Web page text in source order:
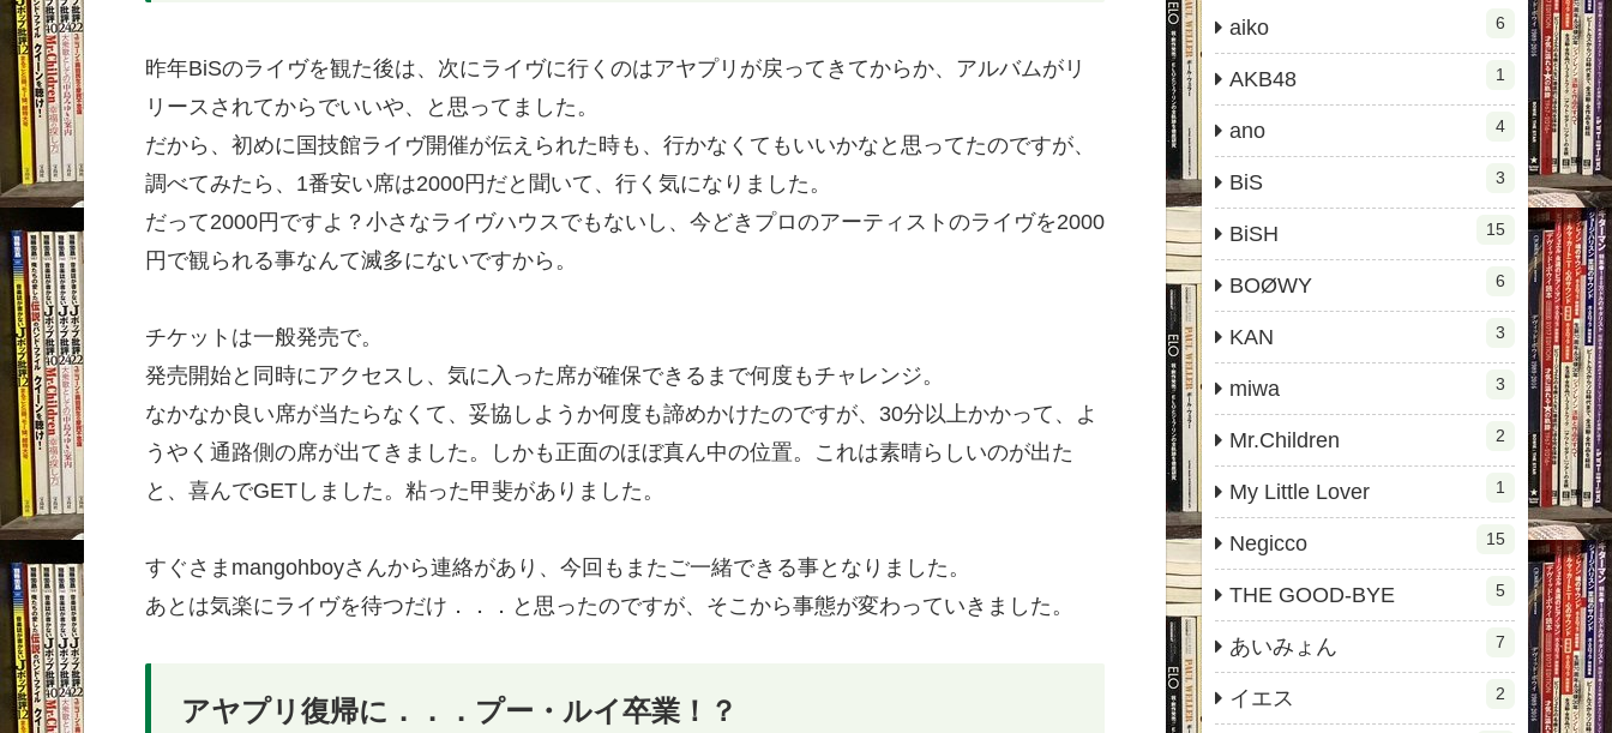
昨年BiSのライヴを観た後は、次にライヴに行くのはアヤプリが戻ってきてからか、アルバムがリ
リースされてからでいいや、と思ってました。
だから、初めに国技館ライヴ開催が伝えられた時も、行かなくてもいいかなと思ってたのですが、
調べてみたら、1番安い席は2000円だと聞いて、行く気になりました。
だって2000円ですよ？小さなライヴハウスでもないし、今どきプロのアーティストのライヴを2000
円で観られる事なんて滅多にないですから。
チケットは一般発売で。
発売開始と同時にアクセスし、気に入った席が確保できるまで何度もチャレンジ。
なかなか良い席が当たらなくて、妥協しようか何度も諦めかけたのですが、30分以上かかって、よ
うやく通路側の席が出てきました。しかも正面のほぼ真ん中の位置。これは素晴らしいのが出た
と、喜んでGETしました。粘った甲斐がありました。
すぐさまmangohboyさんから連絡があり、今回もまたご一緒できる事となりました。
あとは気楽にライヴを待つだけ．．．と思ったのですが、そこから事態が変わっていきました。
アヤプリ復帰に．．．プー・ルイ卒業！？
aiko 6
AKB48 1
ano 4
BiS 3
BiSH 15
BOØWY 6
KAN 3
miwa 3
Mr.Children 2
My Little Lover 1
Negicco 15
THE GOOD-BYE 5
あいみょん 7
イエス 2